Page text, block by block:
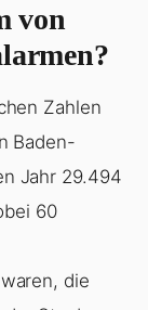
von
Zahlen
Baden-
Jahr 29.494
60
die